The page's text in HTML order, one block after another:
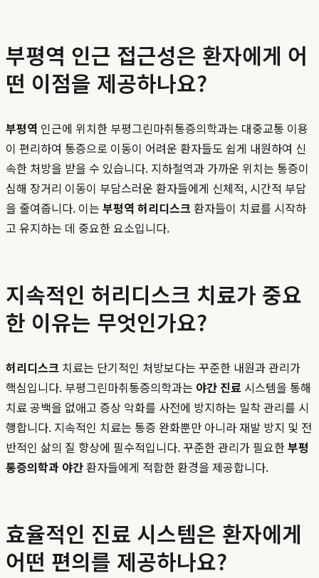
부평역 인근 접근성은 환자에게 어
떤 이점을 제공하나요?
부평역 인근에 위치한 부평그린마취통증의학과는 대중교통 이용
이 편리하여 통증으로 이동이 어려운 환자들도 쉽게 내원하여 신
속한 처방을 받을 수 있습니다. 지하철역과 가까운 위치는 통증이
심해 장거리 이동이 부담스러운 환자들에게 신체적, 시간적 부담
을 줄여줍니다. 이는 부평역 허리디스크 환자들이 치료를 시작하
고 유지하는 데 중요한 요소입니다.
지속적인 허리디스크 치료가 중요
한 이유는 무엇인가요?
허리디스크 치료는 단기적인 처방보다는 꾸준한 내원과 관리가
핵심입니다. 부평그린마취통증의학과는 야간 진료 시스템을 통해
치료 공백을 없애고 증상 악화를 사전에 방지하는 밀착 관리를 시
행합니다. 지속적인 치료는 통증 완화뿐만 아니라 재발 방지 및 전
반적인 삶의 질 향상에 필수적입니다. 꾸준한 관리가 필요한부평
통증의학과 야간 환자들에게 적합한 환경을 제공합니다.
효율적인 진료 시스템은 환자에게
어떤 편의를 제공하나요?